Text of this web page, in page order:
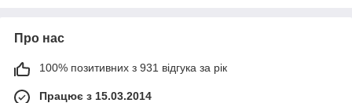
Флористика та букети
Органзова стрічка — один із найпопулярніших матеріалів для
бантики, обгортають упаковку. Напівпрозорий матеріал не
Про нас
100% позитивних з 931 відгука за рік
Працює з 15.03.2014